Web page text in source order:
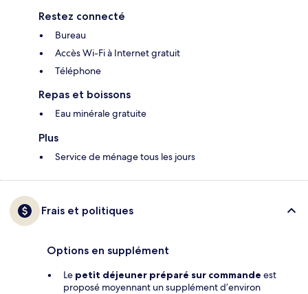
Restez connecté
Bureau
Accès Wi-Fi à Internet gratuit
Téléphone
Repas et boissons
Eau minérale gratuite
Plus
Service de ménage tous les jours
Frais et politiques
Options en supplément
Le petit déjeuner préparé sur commande est
proposé moyennant un supplément d’environ